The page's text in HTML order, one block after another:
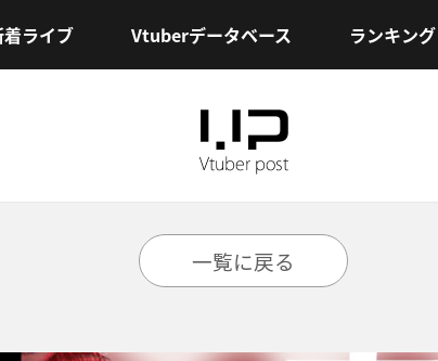
ライブ Vtuberデータベース ランキング
一覧に戻る